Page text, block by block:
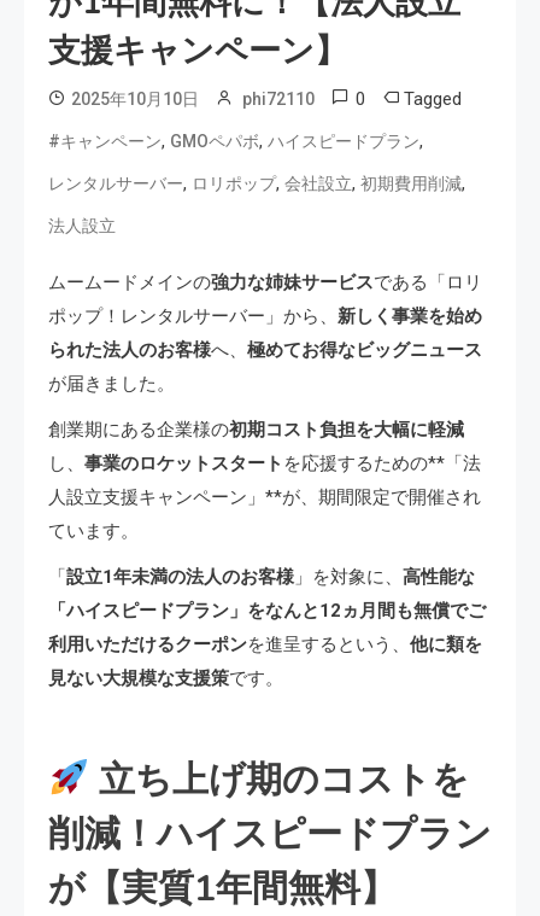
支援キャンペーン】
2025年10月10日 phi72110 0 Tagged
#キャンペーン, GMOペパボ, ハイスピードプラン,
レンタルサーバー, ロリポップ, 会社設立, 初期費用削減,
法人設立
ムームードメインの強力な姉妹サービスである「ロリ
ポップ！レンタルサーバー」から、 新しく事業を始め
られた法人のお客様へ、 極めてお得なビッグニュース
が届きました。
創業期にある企業様の初期コスト負担を大幅に軽減
し、 事業のロケットスタート を応援するための**「法
人設立支援キャンペーン」**が、期間限定で開催され
ています。
「 設立1年未満の法人のお客様 」を対象に、 高性能な
「ハイスピードプラン」をなんと12ヵ月間も無償でご
利用いただけるクーポンを進呈するという、 他に類を
見ない大規模な支援策です。
立ち上げ期のコストを
削減！ハイスピードプラン
が【実質1年間無料】